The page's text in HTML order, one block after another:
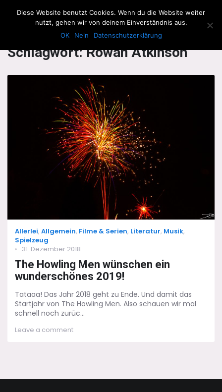
The Howling Men
Schlagwort:Rowan Atkinson
Categories
Allerlei, Allgemein, Filme & Serien, Literatur, Musik,
Spielzeug
Posted
on
31. Dezember 2018
The Howling Men wünschen ein
wunderschönes 2019!
Tataaa! Das Jahr 2018 geht zu Ende. Und damit das
Startjahr von The Howling Men. Also schauen wir mal
schnell noch zurüc...
Leave a commenton
Diese Website benutzt Cookies. Wenn du die Website weiter
nutzt, gehen wir von deinem Einverständnis aus.
OK
Nein Datenschutzerklärung